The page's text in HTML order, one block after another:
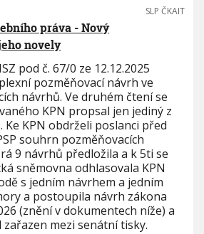
SLP ČKAIT
práva - Nový
novely
pod č. 67/0 ze 12.12.2025
pozměňovací návrh ve
návrhů. Ve druhém čtení se
KPN propsal jen jediný z
Ke KPN obdrželi poslanci před
souhrn pozměňovacích
9 návrhů předložila a k 5ti se
sněmovna odhlasovala KPN
s jedním návrhem a jedním
a postoupila návrh zákona
(znění v dokumentech níže) a
zařazen mezi senátní tisky.